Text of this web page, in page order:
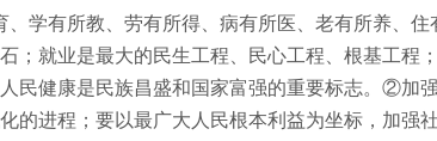
学有所教、劳有所得、病有所医、老有所养、
；就业是最大的民生工程、民心工程、根基工程
民健康是民族昌盛和国家富强的重要标志。②加
的进程；要以最广大人民根本利益为坐标，加强